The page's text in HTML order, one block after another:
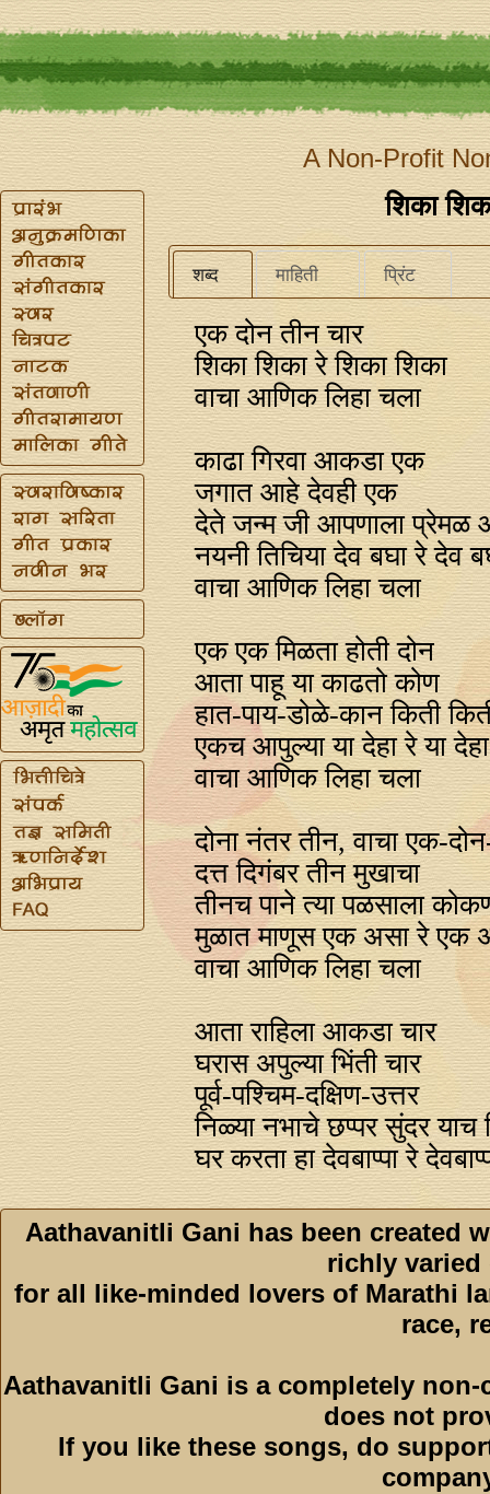
A Non-Profit
शिका
शब्द माहिती प्रिंट
एक दोन तीन चार
शिका शिका रे शिका शिका
वाचा आणिक लिहा चला
काढा गिरवा आकडा एक
जगात आहे देवही एक
देते जन्म जी आपणाला
नयनी तिचिया देव बघा रे देव
वाचा आणिक लिहा चला
एक एक मिळता होती दोन
आता पाहू या काढतो कोण
हात-पाय-डोळे-कान किती
एकच आपुल्या या देहा रे या देहा
वाचा आणिक लिहा चला
दोना नंतर तीन, वाचा एक-
दत्त दिगंबर तीन मुखाचा
तीनच पाने त्या पळसाला
मुळात माणूस एक असा रे एक
वाचा आणिक लिहा चला
आता राहिला आकडा चार
घरास अपुल्या भिंती चार
पूर्व-पश्चिम-दक्षिण-उत्तर
निळ्या नभाचे छप्पर सुंदर याच
घर करता हा देवबाप्पा रे
Aathavanitli Gani has been created
richly varied
for all like-minded lovers of Marathi
race,
Aathavanitli Gani is a completely
does not
If you like these songs, do